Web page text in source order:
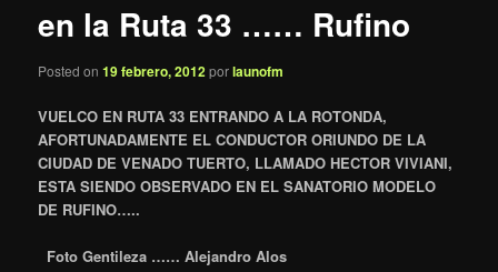
en la Ruta 33 …… Rufino
Posted on19 febrero, 2012porlaunofm
VUELCO EN RUTA 33 ENTRANDO A LA ROTONDA,
AFORTUNADAMENTE EL CONDUCTOR ORIUNDO DE LA
CIUDAD DE VENADO TUERTO, LLAMADO HECTOR VIVIANI,
ESTA SIENDO OBSERVADO EN EL SANATORIO MODELO
DE RUFINO…..
Foto Gentileza …… Alejandro Alos